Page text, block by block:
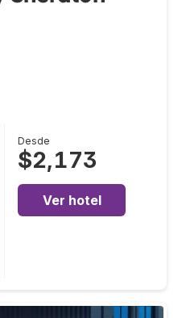
Desde
$2,173
Ver hotel